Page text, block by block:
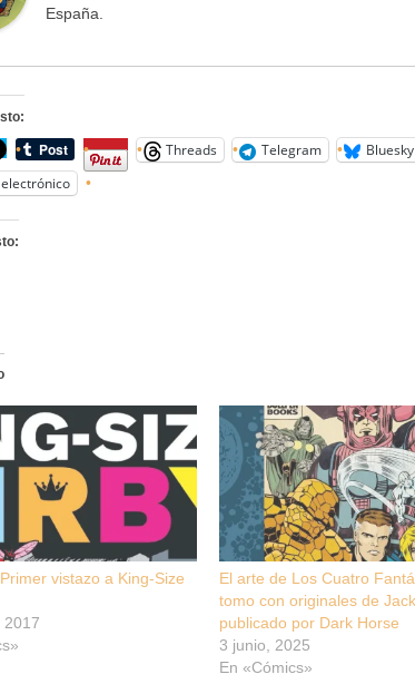
España.
Threads Telegram Bluesky
vistazo a King-Size
2017
El arte de Los Cuatro
tomo con originales de
publicado por Dark Horse
3 junio, 2025
En «Cómics»